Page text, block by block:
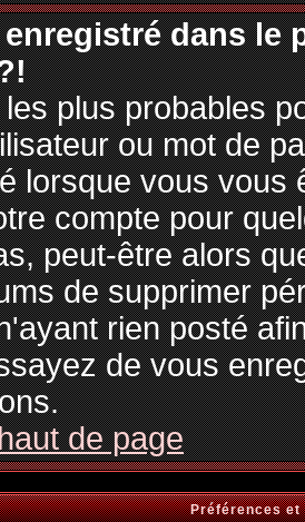
dans le
plus probables
ou mot de
lorsque vous vous
compte pour
peut-être alors
de supprimer
rien posté
de vous
de page
Préférences